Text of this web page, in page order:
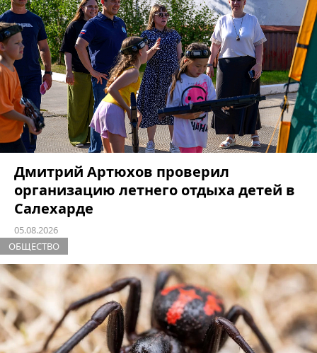
Дмитрий Артюхов проверил
организацию летнего отдыха детей в
Салехарде
05.08.2026
ОБЩЕСТВО